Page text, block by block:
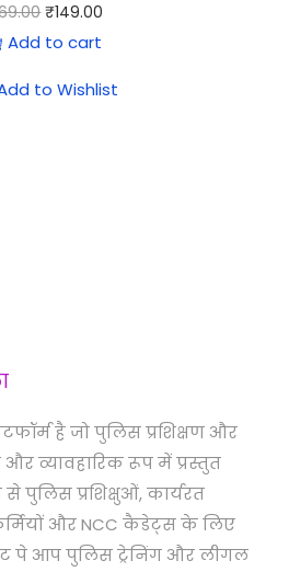
₹149.00
Add to cart
to Wishlist
है जो पुलिस प्रशिक्षण और
व्यावहारिक रूप में प्रस्तुत
पुलिस प्रशिक्षुओं, कार्यरत
और NCC कैडेट्स के लिए
पे आप पुलिस ट्रेनिंग और लीगल